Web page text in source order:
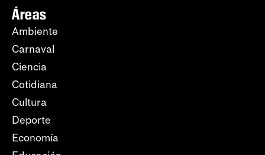
Áreas
Ambiente
Carnaval
Ciencia
Cotidiana
Cultura
Deporte
Economía